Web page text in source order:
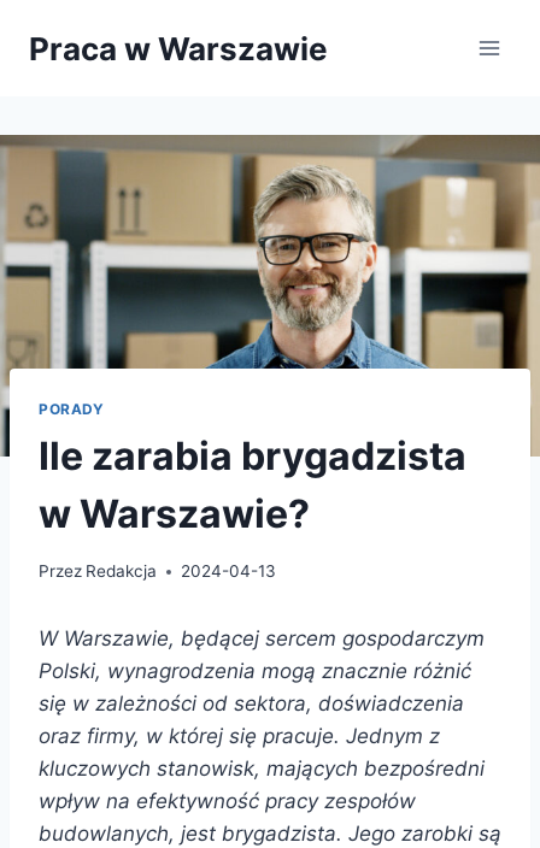
Praca w Warszawie
PORADY
Ile zarabia brygadzista
w Warszawie?
Przez Redakcja 2024-04-13
W Warszawie, będącej sercem gospodarczym
Polski, wynagrodzenia mogą znacznie różnić
się w zależności od sektora, doświadczenia
oraz firmy, w której się pracuje. Jednym z
kluczowych stanowisk, mających bezpośredni
wpływ na efektywność pracy zespołów
budowlanych, jest brygadzista. Jego zarobki są